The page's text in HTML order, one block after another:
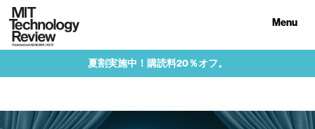
Menu
夏割実施中！購読料20％オフ。